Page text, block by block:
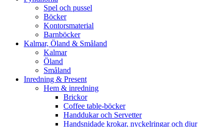
Spel och pussel
Böcker
Kontorsmaterial
Barnböcker
Kalmar, Öland & Småland
Kalmar
Öland
Småland
Inredning & Present
Hem & inredning
Brickor
Coffee table-böcker
Handdukar och Servetter
Handsnidade krokar, nyckelringar och djur